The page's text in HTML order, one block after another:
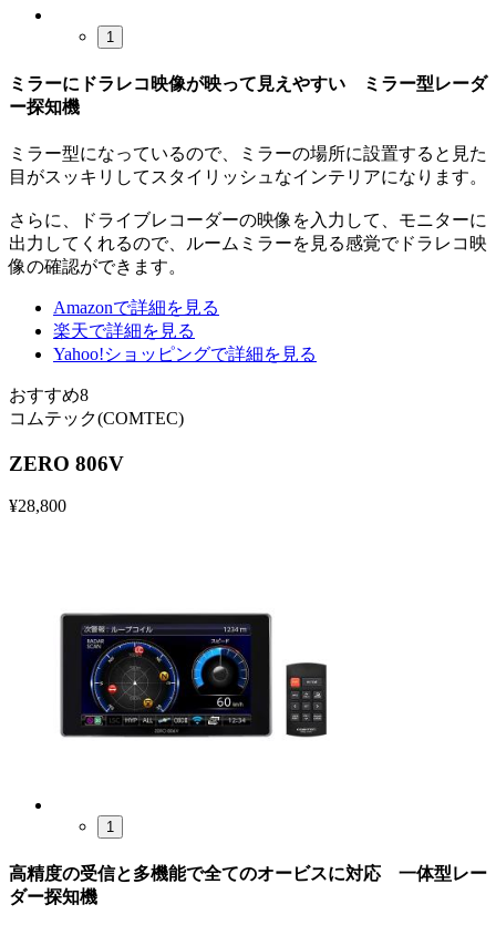
1
ミラーにドラレコ映像が映って見えやすい ミラー型レーダ
ー探知機
ミラー型になっているので、ミラーの場所に設置すると見た
目がスッキリしてスタイリッシュなインテリアになります。
さらに、ドライブレコーダーの映像を入力して、モニターに
出力してくれるので、ルームミラーを見る感覚でドラレコ映
像の確認ができます。
Amazonで詳細を見る
楽天で詳細を見る
Yahoo!ショッピングで詳細を見る
おすすめ8
コムテック(COMTEC)
ZERO 806V
¥28,800
1
高精度の受信と多機能で全てのオービスに対応 一体型レー
ダー探知機